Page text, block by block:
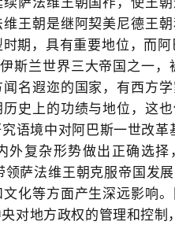
王朝是继阿契美尼德王
期，具有重要地位，而
斯兰世界三大帝国之一
名遐迩的国家，有西方
史上的功绩与地位，这
语境中对阿巴斯一世改
外复杂形势做出正确选
萨法维王朝克服帝国发
化等方面产生深远影响
对地方政权的管理和控